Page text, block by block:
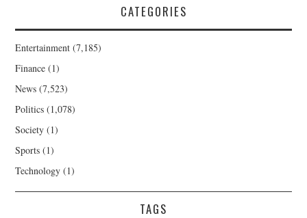
CATEGORIES
Entertainment (7,185)
Finance (1)
News (7,523)
Politics (1,078)
Society (1)
Sports (1)
Technology (1)
TAGS